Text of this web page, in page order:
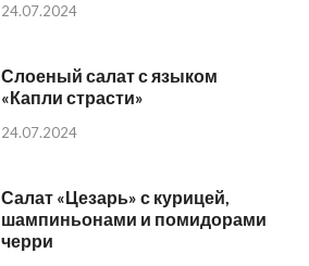
24.07.2024
Слоеный салат с языком
«Капли страсти»
24.07.2024
Салат «Цезарь» с курицей,
шампиньонами и помидорами
черри